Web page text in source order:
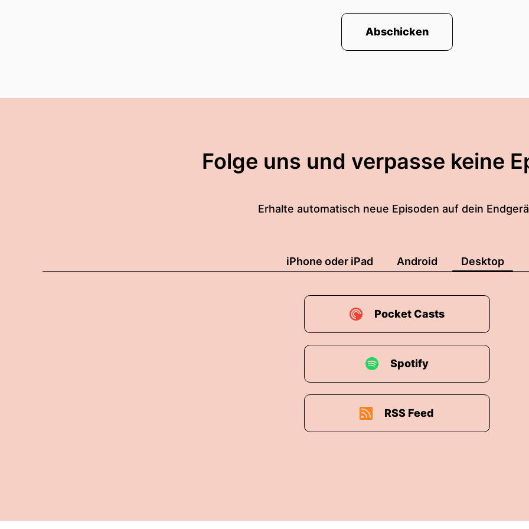
Abschicken
Folge uns und verpasse keine
Erhalte automatisch neue Episoden auf dein
iPhone oder iPad Android Desktop
Pocket Casts
Spotify
RSS Feed